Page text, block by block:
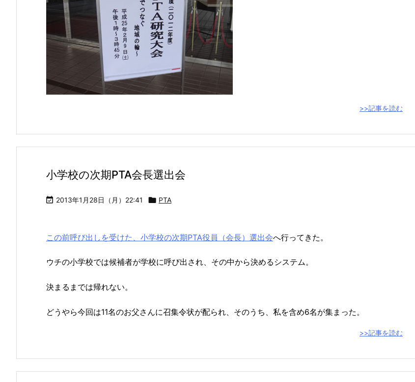
>>記事を読む
小学校の次期PTA会長選出会
 2013年1月28日（月）22:41  PTA
この前呼び出しを受けた、小学校の次期PTA役員（会長）選出会へ行ってきた。
ウチの小学校では候補者が学校に呼び出され、その中から決めるシステム。
決まるまでは帰れない。
どうやら今回は11名のお父さんに召集令状が配られ、そのうち、私を含め6名が集まった。
>>記事を読む